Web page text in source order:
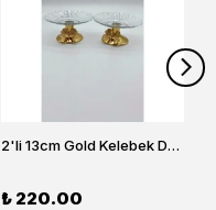
2'li 13cm Gold Kelebek Detaylı Metal Ayaklı Cam Lokumluk , Sunumluk , Şekerlik, Çerezlik
₺ 220.00